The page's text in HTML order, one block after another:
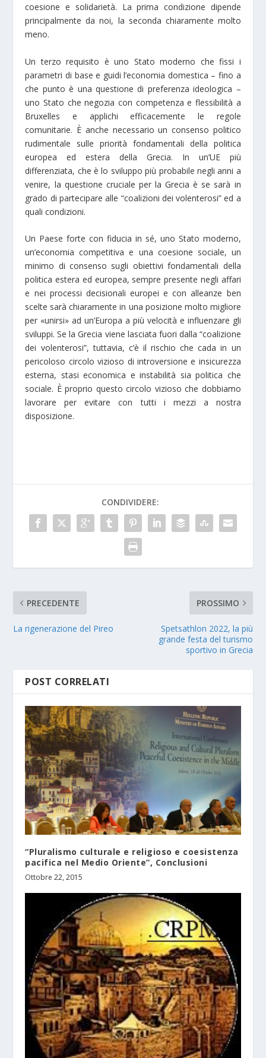
coesione e solidarietà. La prima condizione dipende
principalmente da noi, la seconda chiaramente molto
meno.
Un terzo requisito è uno Stato moderno che fissi i
parametri di base e guidi l’economia domestica – fino a
che punto è una questione di preferenza ideologica –
uno Stato che negozia con competenza e flessibilità a
Bruxelles e applichi efficacemente le regole
comunitarie. È anche necessario un consenso politico
rudimentale sulle priorità fondamentali della politica
europea ed estera della Grecia. In un’UE più
differenziata, che è lo sviluppo più probabile negli anni a
venire, la questione cruciale per la Grecia è se sarà in
grado di partecipare alle “coalizioni dei volenterosi” ed a
quali condizioni.
Un Paese forte con fiducia in sé, uno Stato moderno,
un’economia competitiva e una coesione sociale, un
minimo di consenso sugli obiettivi fondamentali della
politica estera ed europea, sempre presente negli affari
e nei processi decisionali europei e con alleanze ben
scelte sarà chiaramente in una posizione molto migliore
per «unirsi» ad un’Europa a più velocità e influenzare gli
sviluppi. Se la Grecia viene lasciata fuori dalla “coalizione
dei volenterosi”, tuttavia, c’è il rischio che cada in un
pericoloso circolo vizioso di introversione e insicurezza
esterna, stasi economica e instabilità sia politica che
sociale. È proprio questo circolo vizioso che dobbiamo
lavorare per evitare con tutti i mezzi a nostra
disposizione.
CONDIVIDERE:
PRECEDENTE
La rigenerazione del Pireo
PROSSIMO
Spetsathlon 2022, la più
grande festa del turismo
sportivo in Grecia
POST CORRELATI
“Pluralismo culturale e religioso e coesistenza
pacifica nel Medio Oriente”, Conclusioni
Ottobre 22, 2015